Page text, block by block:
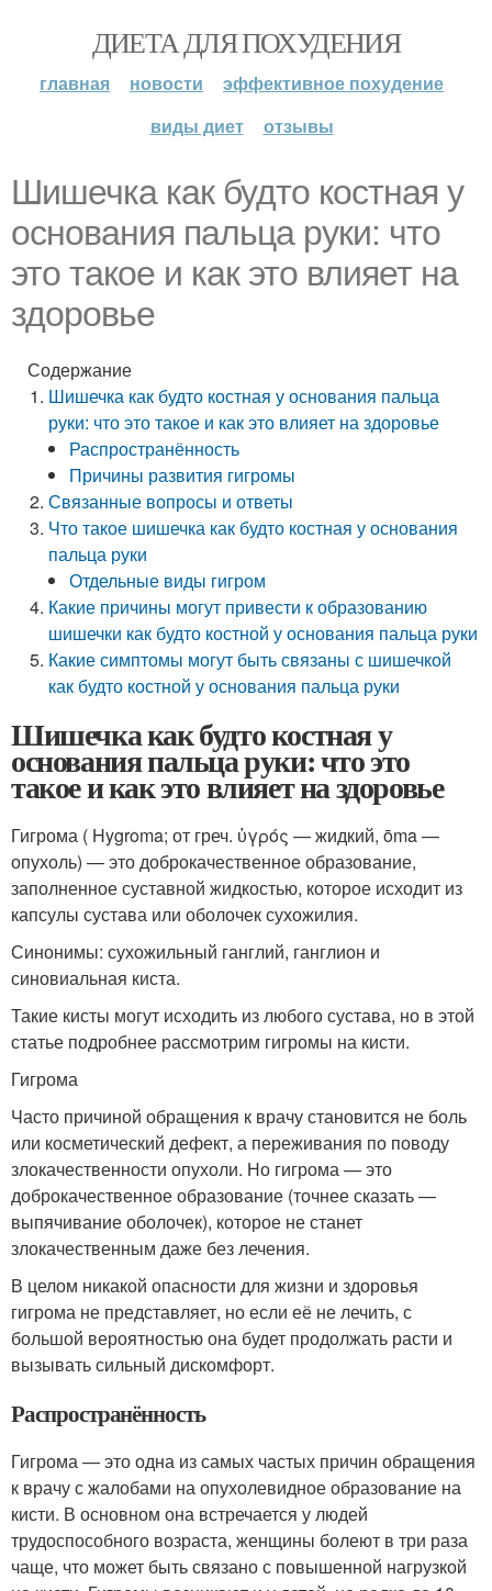
ДИЕТА ДЛЯ ПОХУДЕНИЯ
главная новости
эффективное похудение
виды диет
отзывы
Шишечка как будто костная у
основания пальца руки: что
это такое и как это влияет на
здоровье
Содержание
Шишечка как будто костная у основания пальца
руки: что это такое и как это влияет на здоровье
Распространённость
Причины развития гигромы
Связанные вопросы и ответы
Что такое шишечка как будто костная у основания
пальца руки
Отдельные виды гигром
Какие причины могут привести к образованию
шишечки как будто костной у основания пальца руки
Какие симптомы могут быть связаны с шишечкой
как будто костной у основания пальца руки
Шишечка как будто костная у
основания пальца руки: что это
такое и как это влияет на здоровье
Гигрома ( Hygroma; от греч. ὑγρός — жидкий, ōma —
опухоль) — это доброкачественное образование,
заполненное суставной жидкостью, которое исходит из
капсулы сустава или оболочек сухожилия.
Синонимы: сухожильный ганглий, ганглион и
синовиальная киста.
Такие кисты могут исходить из любого сустава, но в этой
статье подробнее рассмотрим гигромы на кисти.
Гигрома
Часто причиной обращения к врачу становится не боль
или косметический дефект, а переживания по поводу
злокачественности опухоли. Но гигрома — это
доброкачественное образование (точнее сказать —
выпячивание оболочек), которое не станет
злокачественным даже без лечения.
В целом никакой опасности для жизни и здоровья
гигрома не представляет, но если её не лечить, с
большой вероятностью она будет продолжать расти и
вызывать сильный дискомфорт.
Распространённость
Гигрома — это одна из самых частых причин обращения
к врачу с жалобами на опухолевидное образование на
кисти. В основном она встречается у людей
трудоспособного возраста, женщины болеют в три раза
чаще, что может быть связано с повышенной нагрузкой